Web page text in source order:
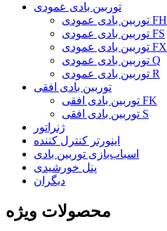
توربین بادی عمودی
توربین بادی عمودی FH
توربین بادی عمودی FS
توربین بادی عمودی FX
توربین بادی عمودی Q
توربین بادی عمودی R
توربین بادی افقی
توربین بادی افقی FK
توربین بادی افقی S
ژنراتور
اینورتر کنترل کننده
اسباب‌بازی توربین بادی
پنل خورشیدی
دیگران
محصولات ویژه